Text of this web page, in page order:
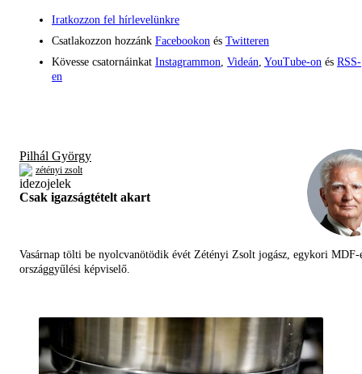
Iratkozzon fel hírlevelünkre
Csatlakozzon hozzánk Facebookon és Twitteren
Kövesse csatornáinkat Instagrammon Videán YouTube-on és RSS-
en
Pilhál György
zétényi zsolt
Csak igazságtételt akart
Vasárnap tölti be nyolcvanötödik évét Zétényi Zsolt jogász, egykori MDF-
országgyűlési képviselő.